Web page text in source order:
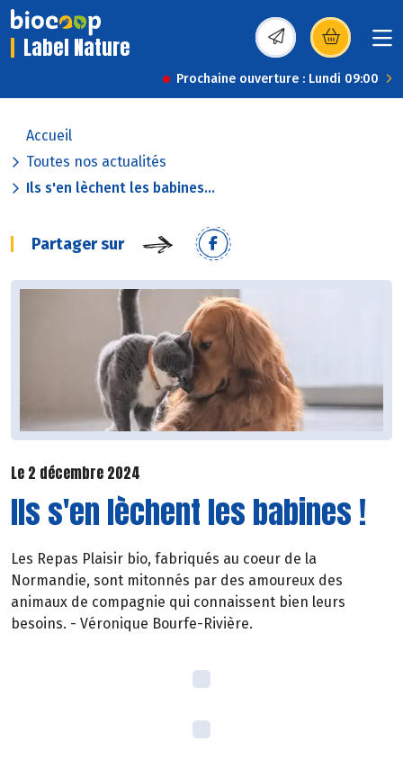
Label Nature (s’ouvre dans une
Prochaine ouverture : Lundi 09:00
Accueil
Toutes nos actualités
Ils s'en lèchent les babines...
Partager sur
Le 2 décembre 2024
Ils s'en lèchent les babines !
Les Repas Plaisir bio, fabriqués au coeur de la
Normandie, sont mitonnés par des amoureux des
animaux de compagnie qui connaissent bien leurs
besoins. - Véronique Bourfe-Rivière.